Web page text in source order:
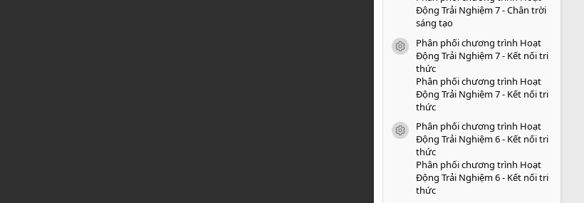
Động Trải Nghiệm 7 - Chân trời
sáng tạo
icon tài liệu
Phân phối chương trình Hoạt
Động Trải Nghiệm 7 - Kết nối tri
thức
Phân phối chương trình Hoạt
Động Trải Nghiệm 7 - Kết nối tri
thức
icon tài liệu
Phân phối chương trình Hoạt
Động Trải Nghiệm 6 - Kết nối tri
thức
Phân phối chương trình Hoạt
Động Trải Nghiệm 6 - Kết nối tri
thức